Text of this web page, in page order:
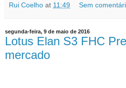
Rui Coelho at 11:49 Sem
segunda-feira, 9 de maio de 2016
Lotus Elan S3 FHC
mercado